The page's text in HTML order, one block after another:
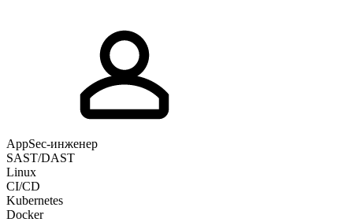
AppSec-инженер
SAST/DAST
Linux
CI/CD
Kubernetes
Docker